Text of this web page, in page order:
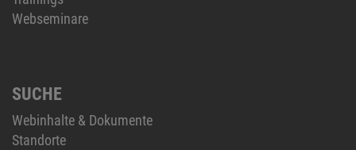
Webseminare
SUCHE
Webinhalte & Dokumente
Standorte